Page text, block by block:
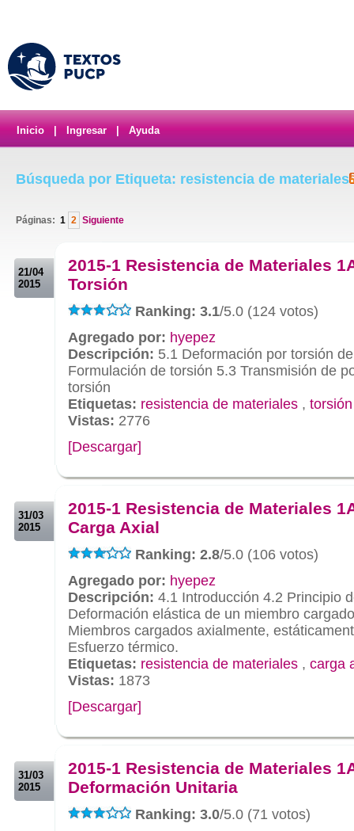
Inicio Ingresar Ayuda
Búsqueda por Etiqueta: resistencia de materiales
Páginas: 1 2 Siguiente
21/04
2015
2015-1 Resistencia de Materiales
Torsión
Ranking: 3.1/5.0 (124 votos)
Agregado por: hyepez
Descripción: 5.1 Deformación por torsión
Formulación de torsión 5.3 Transmisión de
torsión
Etiquetas: resistencia de materiales , torsión
Vistas: 2776
[Descargar]
31/03
2015
2015-1 Resistencia de Materiales
Carga Axial
Ranking: 2.8/5.0 (106 votos)
Agregado por: hyepez
Descripción: 4.1 Introducción 4.2 Principio
Deformación elástica de un miembro
Miembros cargados axialmente,
Esfuerzo térmico.
Etiquetas: resistencia de materiales , carga
Vistas: 1873
[Descargar]
31/03
2015
2015-1 Resistencia de Materiales
Deformación Unitaria
Ranking: 3.0/5.0 (71 votos)